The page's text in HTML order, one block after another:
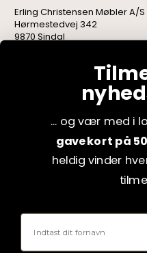
Erling Christensen Møbler A/S
Hørmestedvej 342
9870 Sindal
... og vær med i
gavekort på
heldig vinder
Fornavn